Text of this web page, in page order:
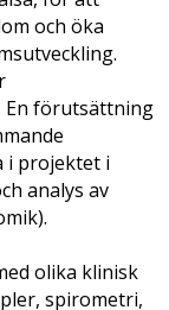
och öka
En förutsättning
i projektet i
analys av
olika klinisk
spirometri,